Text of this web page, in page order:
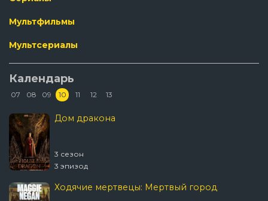
Мультфильмы
Мультсериалы
Календарь
07 08 09 10 11 12 13
Дом дракона
3 сезон
3 эпизод
Ходячие мертвецы: Мертвый город